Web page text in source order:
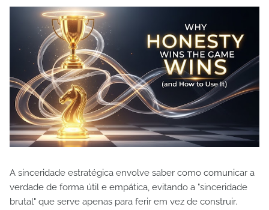
A sinceridade estratégica envolve saber como comunicar a
verdade de forma útil e empática, evitando a "sinceridade
brutal" que serve apenas para ferir em vez de construir.